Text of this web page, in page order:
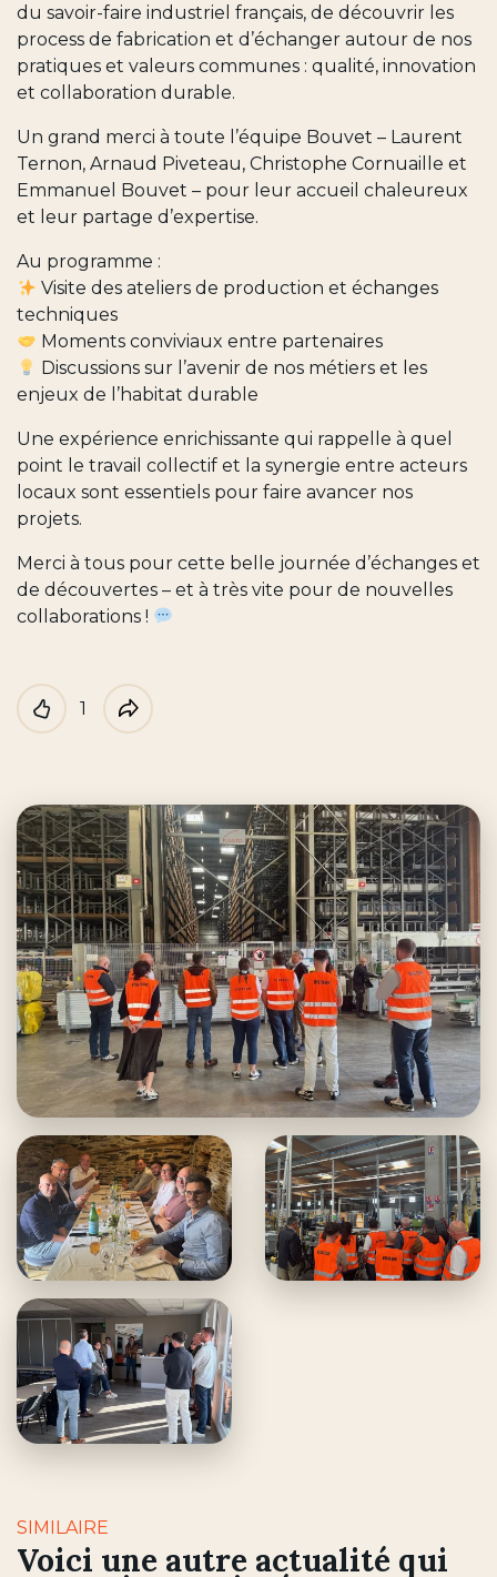
du savoir-faire industriel français, de découvrir les
process de fabrication et d’échanger autour de nos
pratiques et valeurs communes : qualité, innovation
et collaboration durable.
Un grand merci à toute l’équipe Bouvet – Laurent
Ternon, Arnaud Piveteau, Christophe Cornuaille et
Emmanuel Bouvet – pour leur accueil chaleureux
et leur partage d’expertise.
Au programme :
Visite des ateliers de production et échanges
techniques
Moments conviviaux entre partenaires
Discussions sur l’avenir de nos métiers et les
enjeux de l’habitat durable
Une expérience enrichissante qui rappelle à quel
point le travail collectif et la synergie entre acteurs
locaux sont essentiels pour faire avancer nos
projets.
Merci à tous pour cette belle journée d’échanges et
de découvertes – et à très vite pour de nouvelles
collaborations !
Like
1
Partager
SIMILAIRE
Voici une autre actualité qui